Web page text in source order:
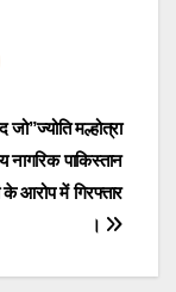
जो”ज्योति मल्होत्रा
नागरिक पाकिस्तान
आरोप में गिरफ्तार
।